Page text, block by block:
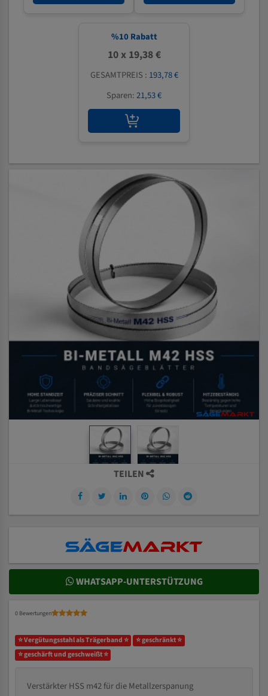
%10 Rabatt
10 x 19,38 €
GESAMTPREIS : 193,78 €
Sparen:21,53 €
TEILEN
WHATSAPP-UNTERSTÜTZUNG
0 Bewertungen
⭐ Vergütungsstahl als Trägerband ⭐
⭐ geschränkt ⭐
⭐ geschärft und geschweißt ⭐
Verstärkter HSS m42 für die Metallzerspanung